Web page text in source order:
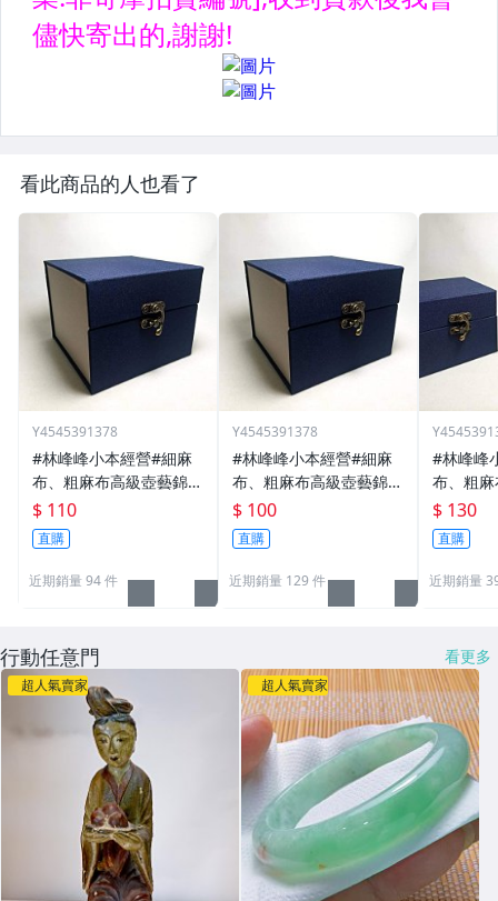
看此商品的人也看了
Y4545391378
#林峰峰小本經營#細麻
布、粗麻布高級壺藝錦盒
包裝(顏色~藍色出貨)中
：內斜直徑16cm.可裝約
350cc $110 內長寬高：
12.5x12.5x11
$ 110
直購
近期銷量 94 件
Y4545391378
#林峰峰小本經營#細麻
布、粗麻布高級壺藝錦盒
包裝(顏色~藍色出貨)小
：內斜直徑14cm.可裝約
200cc $100 內長寬高：
11x11x9.5
$ 100
直購
近期銷量 129 件
#林峰峰
布、粗
包裝(顏
內斜直
0cc
x14x11.5
$ 130
直購
近期銷量
行動任意門 看更多
超人氣賣家 超人氣賣家